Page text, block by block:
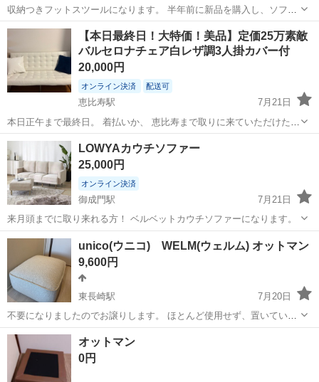
収納つきフットスツールになります。 半年前に新品を購入し、ソファ
の横に置いて使っていました。 サイズ 幅30、奥行30、高さ40cm 使用
感も少なく比較的綺麗かと思いますが、素人判断になりますので詳細
は写真でご確認お願...
東京 杉並区 井荻駅 ソファ
【本日最終日！大特価！美品】定価25万素敵
バルセロナチェア白レザ調3人掛カバー付
20,000円
オンライン決済 配送可
恵比寿駅
7月21日
本日正午まで最終日。 着払いか、 恵比寿まで取りに来ていただけた
ら、非対面で引き渡しも可能です。 他も買っていただけたら、まとめ
買い値引きあり。 定価25万相当。 バルセロナチェア 3人掛け イタ
リアンレザー仕様 ...
東京 目黒区
LOWYAカウチソファー
25,000円
オンライン決済
御成門駅
7月21日
来月頭までに取り来れる方！ ベルベットカウチソファーになります。
東京 港区 御成門駅 LOWYA
unico(ウニコ) WELM(ウェルム) オットマン
9,600円
東長崎駅
7月20日
不要になりましたのでお譲りします。 ほとんど使用せず、置いていた
だけなのでかなりの美品です！ 2026/7/31までに取りに来ていただける
方のみでお願いします。 メーカー/ブランド unico(ウニコ) 商品
名 WEL...
東京 豊島区 東長崎駅
オットマン
0円